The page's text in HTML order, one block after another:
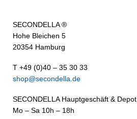
SECONDELLA ®
Hohe Bleichen 5
20354 Hamburg
T +49 (0)40 – 35 30 33
shop@secondella.de
SECONDELLA Hauptgeschäft & Depot
Mo – Sa 10h – 18h